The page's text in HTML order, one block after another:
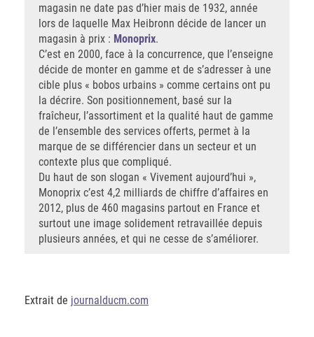
magasin ne date pas d’hier mais de 1932, année
lors de laquelle Max Heibronn décide de lancer un
magasin à prix : Monoprix.
C’est en 2000, face à la concurrence, que l’enseigne
décide de monter en gamme et de s’adresser à une
cible plus « bobos urbains » comme certains ont pu
la décrire. Son positionnement, basé sur la
fraîcheur, l’assortiment et la qualité haut de gamme
de l’ensemble des services offerts, permet à la
marque de se différencier dans un secteur et un
contexte plus que compliqué.
Du haut de son slogan « Vivement aujourd’hui »,
Monoprix c’est 4,2 milliards de chiffre d’affaires en
2012, plus de 460 magasins partout en France et
surtout une image solidement retravaillée depuis
plusieurs années, et qui ne cesse de s’améliorer.
Extrait de journalducm.com